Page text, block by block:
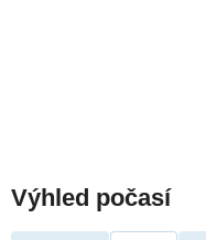
Výhled počasí